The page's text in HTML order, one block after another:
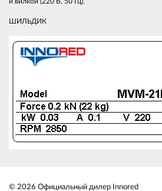
ШИЛЬДИК
© 2026 Официальный дилер Innored